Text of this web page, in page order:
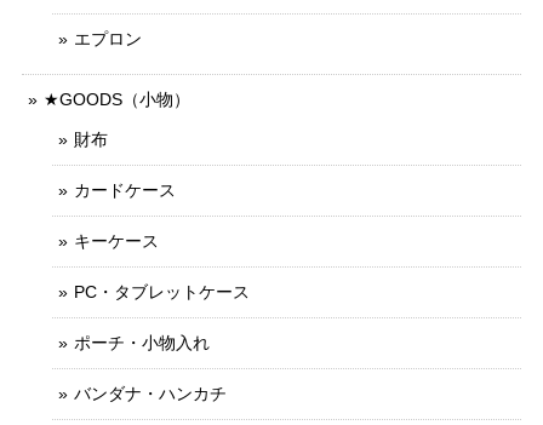
エプロン
★GOODS（小物）
財布
カードケース
キーケース
PC・タブレットケース
ポーチ・小物入れ
バンダナ・ハンカチ